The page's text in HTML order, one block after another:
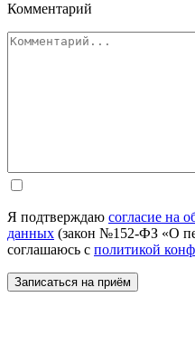
Комментарий
Я подтверждаю согласие на
данных (закон №152-ФЗ «О
соглашаюсь с политикой